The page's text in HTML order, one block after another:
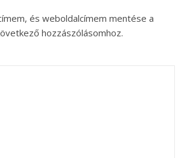
és weboldalcímem mentése a
hozzászólásomhoz.